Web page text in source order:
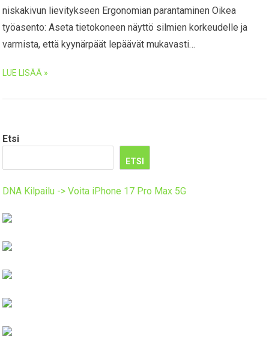
niskakivun lievitykseen Ergonomian parantaminen Oikea
työasento: Aseta tietokoneen näyttö silmien korkeudelle ja
varmista, että kyynärpäät lepäävät mukavasti…
LUE LISÄÄ »
Etsi
ETSI
DNA Kilpailu -> Voita iPhone 17 Pro Max 5G